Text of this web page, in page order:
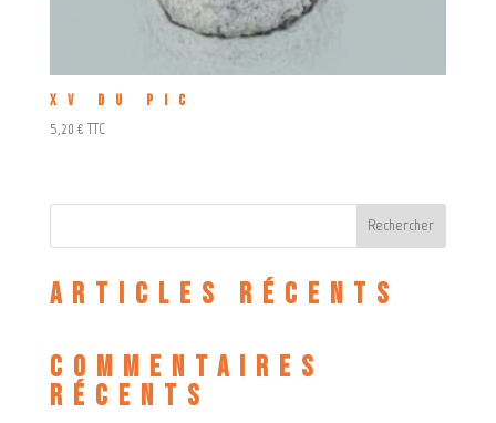
XV du Pic
5,20 € TTC
Rechercher
Articles récents
Commentaires
récents